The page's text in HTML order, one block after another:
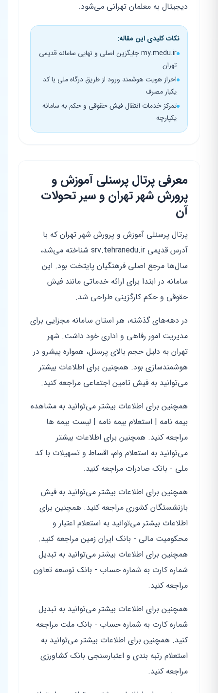
دیجیتال به معلمان تهرانی می‌شود.
نکات کلیدی این مقاله:
my.medu.ir جایگزین اصلی و نهایی سامانه قدیمی
تهران
احراز هویت هوشمند ورود از طریق درگاه ملی با کد
یکبار مصرف
تمرکز خدمات انتقال فیش حقوقی و حکم به سامانه
یکپارچه
معرفی پرتال پرسنلی آموزش و
پرورش شهر تهران و سیر تحولات
آن
پرتال پرسنلی آموزش و پرورش شهر تهران که با
آدرس قدیمی srv.tehranedu.ir شناخته می‌شد،
سال‌ها مرجع اصلی فرهنگیان پایتخت بود. این
سامانه در ابتدا برای ارائه خدماتی مانند فیش
حقوقی و حکم کارگزینی طراحی شد.
در دهه‌های گذشته، هر استان سامانه مجزایی برای
مدیریت امور رفاهی و اداری خود داشت. شهر
تهران به دلیل حجم بالای پرسنل، همواره پیشرو در
هوشمندسازی بود. همچنین برای اطلاعات بیشتر
می‌توانید به فیش تامین اجتماعی مراجعه کنید.
همچنین برای اطلاعات بیشتر می‌توانید به مشاهده
بیمه نامه | استعلام بیمه نامه | لیست بیمه ها
مراجعه کنید. همچنین برای اطلاعات بیشتر
می‌توانید به استعلام وام، اقساط و تسهیلات با کد
ملی - بانک صادرات مراجعه کنید.
همچنین برای اطلاعات بیشتر می‌توانید به فیش
بازنشستگان کشوری مراجعه کنید. همچنین برای
اطلاعات بیشتر می‌توانید به استعلام اعتبار و
محکومیت مالی - بانک ایران زمین مراجعه کنید.
همچنین برای اطلاعات بیشتر می‌توانید به تبدیل
شماره کارت به شماره حساب - بانک توسعه تعاون
مراجعه کنید.
همچنین برای اطلاعات بیشتر می‌توانید به تبدیل
شماره کارت به شماره حساب - بانک ملت مراجعه
کنید. همچنین برای اطلاعات بیشتر می‌توانید به
استعلام رتبه بندی و اعتبارسنجی بانک کشاورزی
مراجعه کنید.